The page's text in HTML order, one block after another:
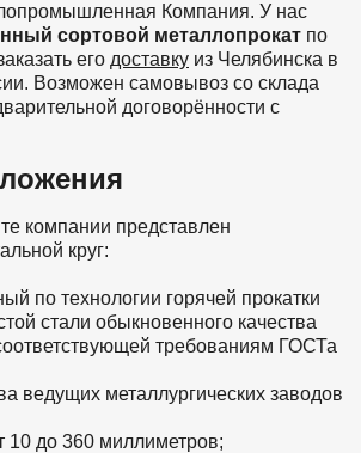
Компания. У нас
сортовой металлопрокат по
его доставку из Челябинска в
Возможен самовывоз со склада
договорённости с
компании представлен
круг:
по технологии горячей прокатки
стали обыкновенного качества
требованиям ГОСТа
ведущих металлургических заводов
10 до 360 миллиметров;